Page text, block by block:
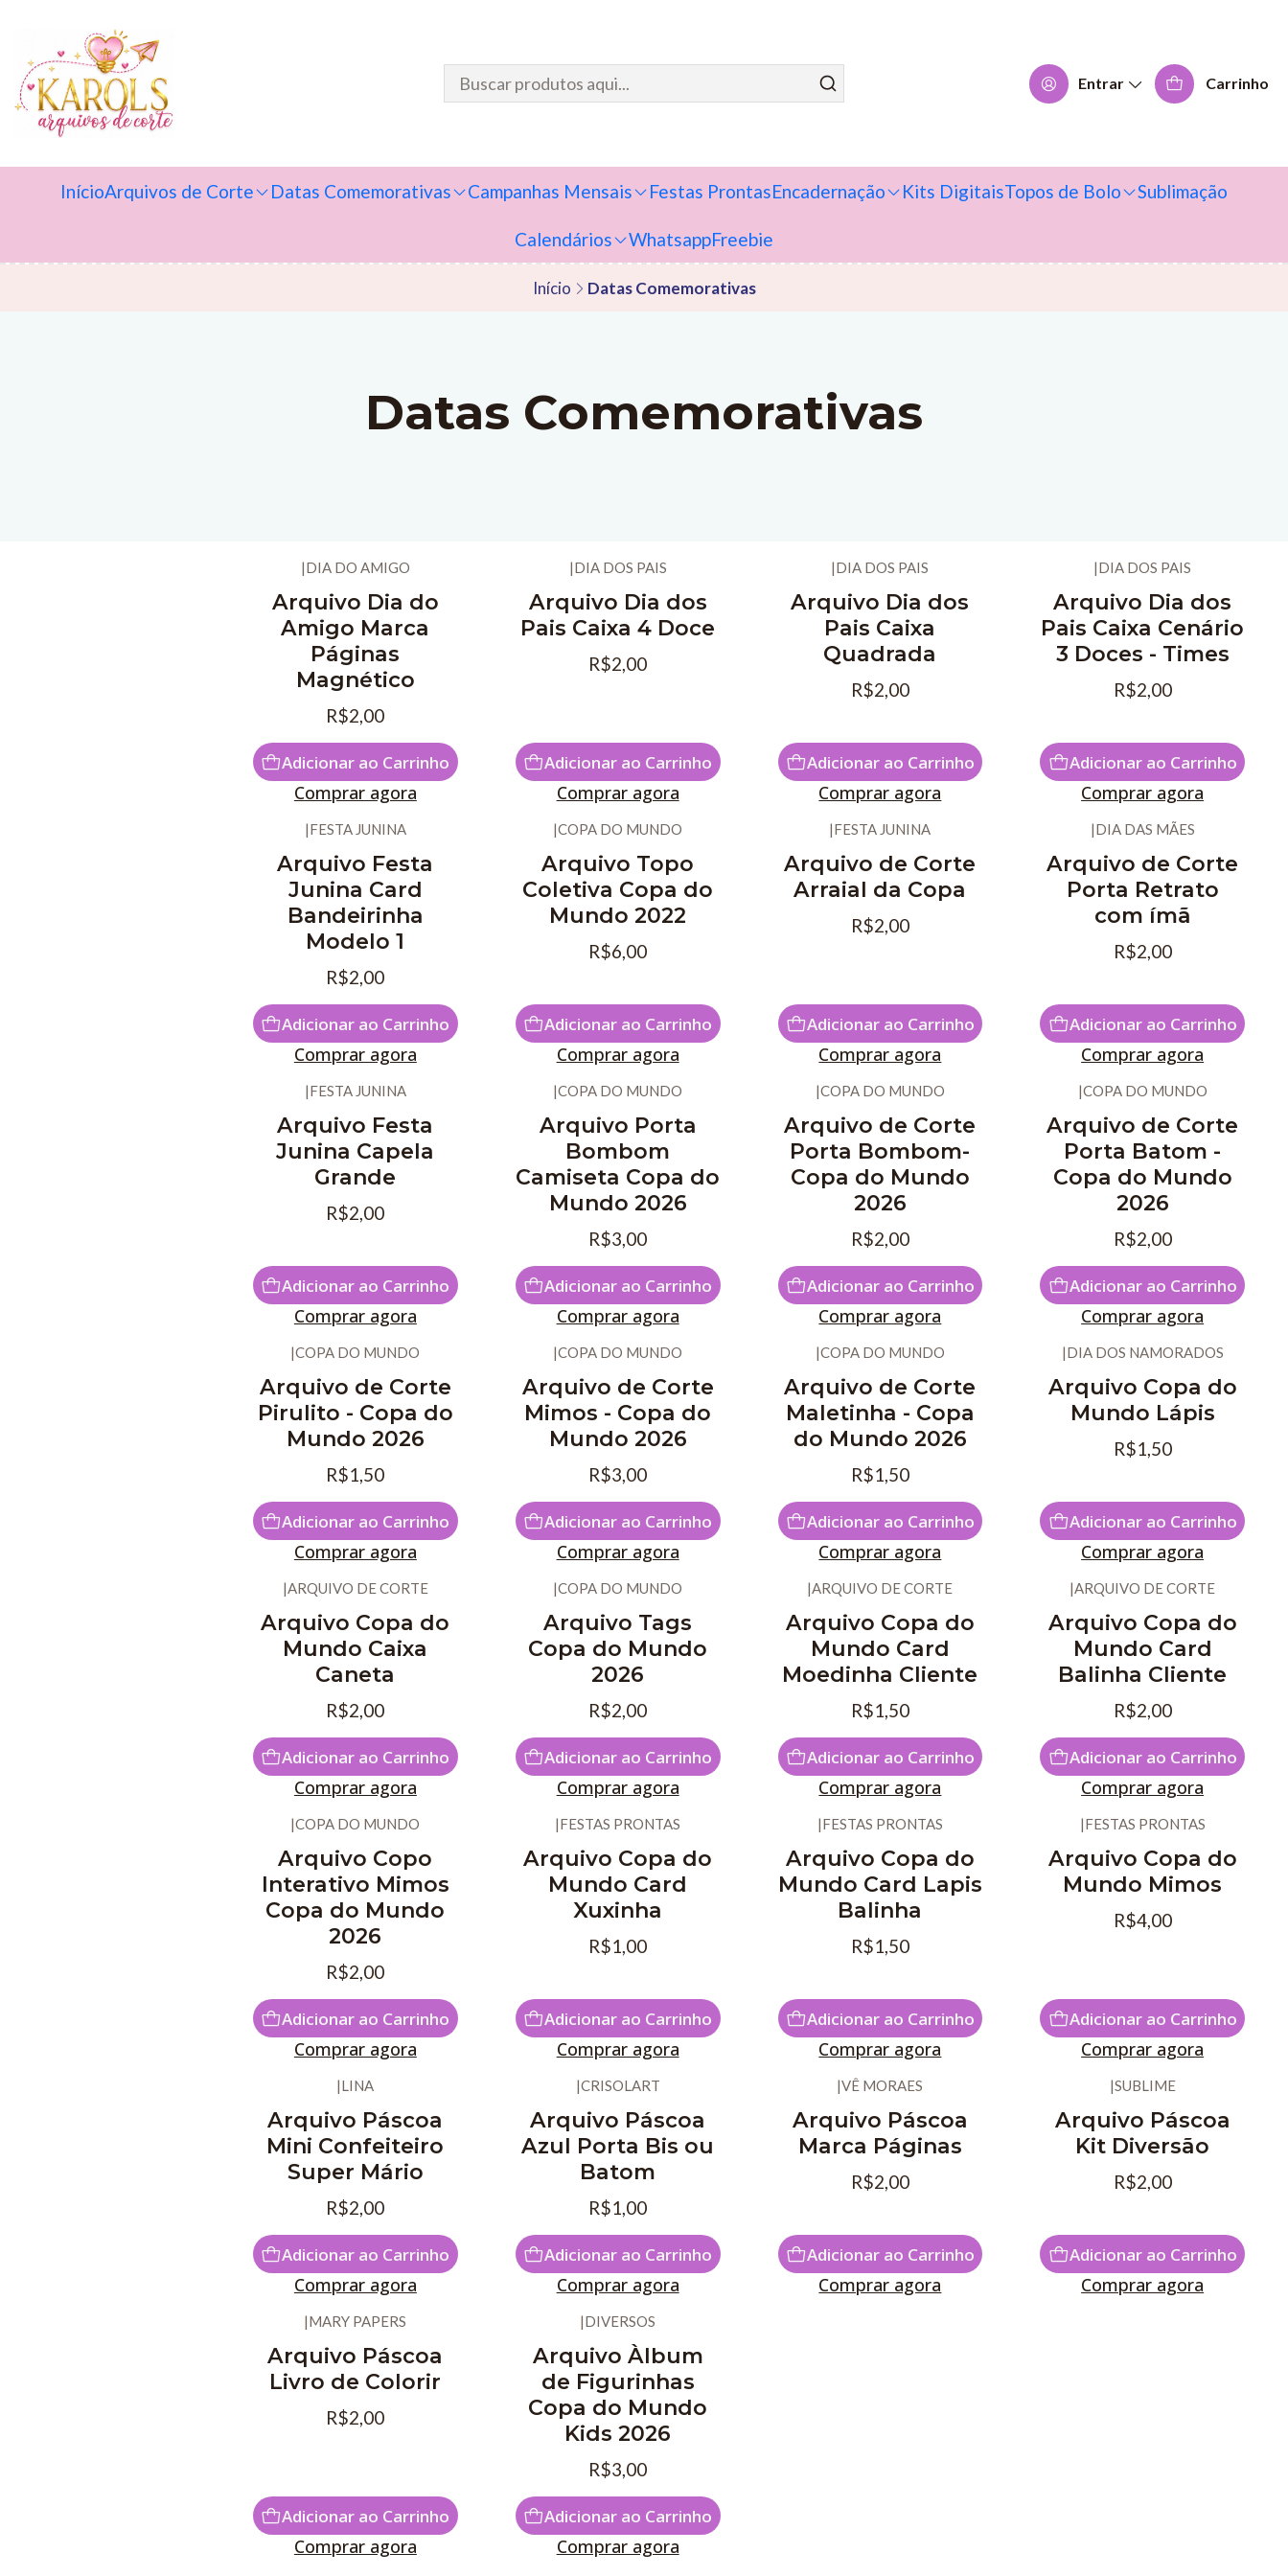
Entrar Carrinho
InícioArquivos de Corte Datas Comemorativas Campanhas Mensais Festas ProntasEncadernação Kits DigitaisTopos de Bolo Sublimação
Calendários WhatsappFreebie
Início Datas Comemorativas
Datas Comemorativas
|DIA DO AMIGO
Arquivo Dia do
Amigo Marca
Páginas
Magnético
R$2,00
Adicionar ao Carrinho
Comprar agora
|DIA DOS PAIS
Arquivo Dia dos
Pais Caixa 4 Doce
R$2,00
Adicionar ao Carrinho
Comprar agora
|DIA DOS PAIS
Arquivo Dia dos
Pais Caixa
Quadrada
R$2,00
Adicionar ao Carrinho
Comprar agora
|DIA DOS PAIS
Arquivo Dia dos
Pais Caixa Cenário
3 Doces - Times
R$2,00
Adicionar ao Carrinho
Comprar agora
|FESTA JUNINA
Arquivo Festa
Junina Card
Bandeirinha
Modelo 1
R$2,00
Adicionar ao Carrinho
Comprar agora
|COPA DO MUNDO
Arquivo Topo
Coletiva Copa do
Mundo 2022
R$6,00
Adicionar ao Carrinho
Comprar agora
|FESTA JUNINA
Arquivo de Corte
Arraial da Copa
R$2,00
Adicionar ao Carrinho
Comprar agora
|DIA DAS MÃES
Arquivo de Corte
Porta Retrato
com ímã
R$2,00
Adicionar ao Carrinho
Comprar agora
|FESTA JUNINA
Arquivo Festa
Junina Capela
Grande
R$2,00
Adicionar ao Carrinho
Comprar agora
|COPA DO MUNDO
Arquivo Porta
Bombom
Camiseta Copa do
Mundo 2026
R$3,00
Adicionar ao Carrinho
Comprar agora
|COPA DO MUNDO
Arquivo de Corte
Porta Bombom-
Copa do Mundo
2026
R$2,00
Adicionar ao Carrinho
Comprar agora
|COPA DO MUNDO
Arquivo de Corte
Porta Batom -
Copa do Mundo
2026
R$2,00
Adicionar ao Carrinho
Comprar agora
|COPA DO MUNDO
Arquivo de Corte
Pirulito - Copa do
Mundo 2026
R$1,50
Adicionar ao Carrinho
Comprar agora
|COPA DO MUNDO
Arquivo de Corte
Mimos - Copa do
Mundo 2026
R$3,00
Adicionar ao Carrinho
Comprar agora
|COPA DO MUNDO
Arquivo de Corte
Maletinha - Copa
do Mundo 2026
R$1,50
Adicionar ao Carrinho
Comprar agora
|DIA DOS NAMORADOS
Arquivo Copa do
Mundo Lápis
R$1,50
Adicionar ao Carrinho
Comprar agora
|ARQUIVO DE CORTE
Arquivo Copa do
Mundo Caixa
Caneta
R$2,00
Adicionar ao Carrinho
Comprar agora
|COPA DO MUNDO
Arquivo Tags
Copa do Mundo
2026
R$2,00
Adicionar ao Carrinho
Comprar agora
|ARQUIVO DE CORTE
Arquivo Copa do
Mundo Card
Moedinha Cliente
R$1,50
Adicionar ao Carrinho
Comprar agora
|ARQUIVO DE CORTE
Arquivo Copa do
Mundo Card
Balinha Cliente
R$2,00
Adicionar ao Carrinho
Comprar agora
|COPA DO MUNDO
Arquivo Copo
Interativo Mimos
Copa do Mundo
2026
R$2,00
Adicionar ao Carrinho
Comprar agora
|FESTAS PRONTAS
Arquivo Copa do
Mundo Card
Xuxinha
R$1,00
Adicionar ao Carrinho
Comprar agora
|FESTAS PRONTAS
Arquivo Copa do
Mundo Card Lapis
Balinha
R$1,50
Adicionar ao Carrinho
Comprar agora
|FESTAS PRONTAS
Arquivo Copa do
Mundo Mimos
R$4,00
Adicionar ao Carrinho
Comprar agora
|LINA
Arquivo Páscoa
Mini Confeiteiro
Super Mário
R$2,00
Adicionar ao Carrinho
Comprar agora
|CRISOLART
Arquivo Páscoa
Azul Porta Bis ou
Batom
R$1,00
Adicionar ao Carrinho
Comprar agora
|VÊ MORAES
Arquivo Páscoa
Marca Páginas
R$2,00
Adicionar ao Carrinho
Comprar agora
|SUBLIME
Arquivo Páscoa
Kit Diversão
R$2,00
Adicionar ao Carrinho
Comprar agora
|MARY PAPERS
Arquivo Páscoa
Livro de Colorir
R$2,00
Adicionar ao Carrinho
Comprar agora
|DIVERSOS
Arquivo Àlbum
de Figurinhas
Copa do Mundo
Kids 2026
R$3,00
Adicionar ao Carrinho
Comprar agora